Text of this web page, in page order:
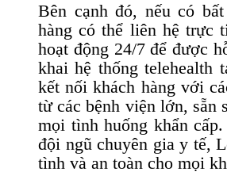
Bên cạnh đó, nếu có
hàng có thể liên hệ trực
hoạt động 24/7 để được
khai hệ thống telehealth
kết nối khách hàng với
từ các bệnh viện lớn, sẵn
mọi tình huống khẩn
đội ngũ chuyên gia y tế,
tình và an toàn cho mọi